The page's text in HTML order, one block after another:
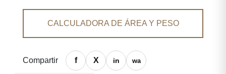
CALCULADORA DE ÁREA Y PESO
Compartir